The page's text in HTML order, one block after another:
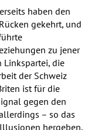
haben den
gekehrt, und
zu jener
Linkspartei, die
der Schweiz
ist für die
gegen den
– so das
hergeben,